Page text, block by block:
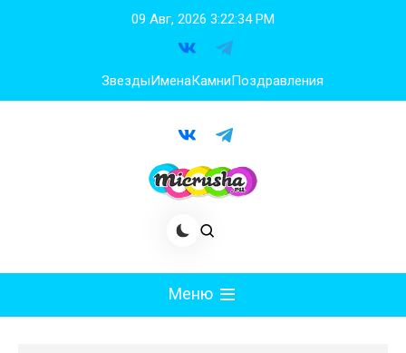
09 Авг, 2026 3:22:35 PM
ЗвездыИменаКамниПоздравления
Меню